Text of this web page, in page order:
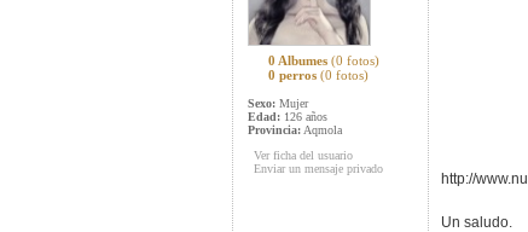
0 Albumes (0 fotos)
0 perros (0 fotos)
Sexo: Mujer
Edad: 126 años
Provincia: Aqmola
Ver ficha del usuario
Enviar un mensaje privado
http://
Un saludo.